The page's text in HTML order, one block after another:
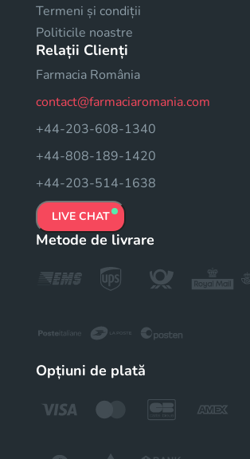
Termeni și condiții
Politicile noastre
Relații Clienți
Farmacia România
contact@farmaciaromania.com
+44-203-608-1340
+44-808-189-1420
+44-203-514-1638
LIVE CHAT
Metode de livrare
Opțiuni de plată